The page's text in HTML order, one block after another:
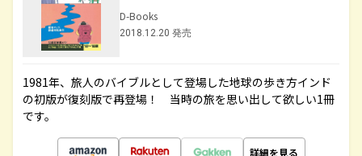
D-Books
2018.12.20 発売
1981年、旅人のバイブルとして登場した地球の歩き方インド
の初版が復刻版で再登場！ 当時の旅を思い出して欲しい1冊
です。
詳細を見る